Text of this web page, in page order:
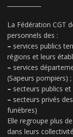
La Fédération CGT
personnels des :
– services publics
régions et leurs
– services
(Sapeurs pompiers) ;
– secteurs publics
– secteurs privés
funèbres)
Elle regroupe plus
dans leurs